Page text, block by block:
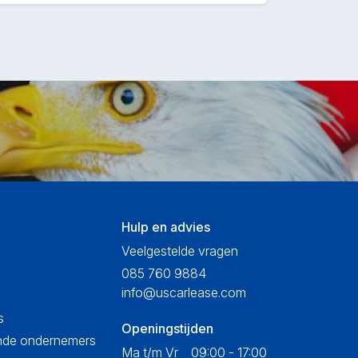
ondernemers
Hulp en advies
Veelgestelde vragen
085 760 9884
info@uscarlease.com
Openingstijden
Ma t/m Vr
09:00 - 17:00